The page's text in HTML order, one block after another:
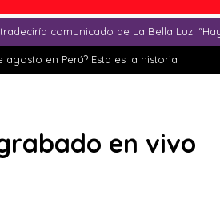
comunicado de La Bella Luz:
en Perú? Esta es la historia
en vivo